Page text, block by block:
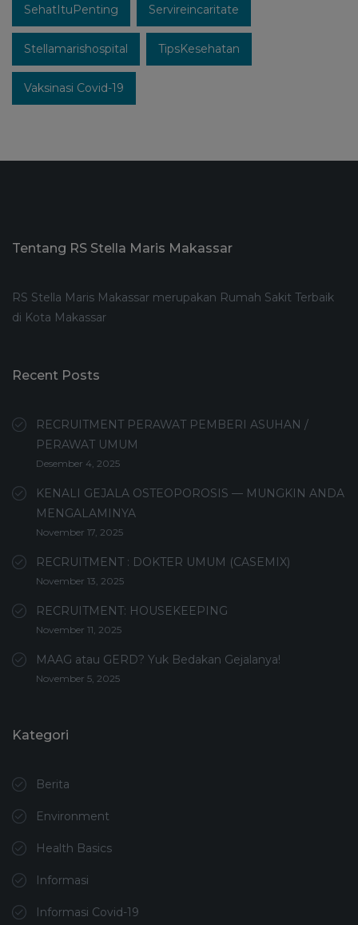
SehatItuPenting Servireincaritate
Stellamarishospital TipsKesehatan
Vaksinasi Covid-19
Tentang RS Stella Maris Makassar
RS Stella Maris Makassar merupakan Rumah Sakit Terbaik
di Kota Makassar
Recent Posts
RECRUITMENT PERAWAT PEMBERI ASUHAN /
PERAWAT UMUM
Desember 4, 2025
KENALI GEJALA OSTEOPOROSIS — MUNGKIN ANDA
MENGALAMINYA
November 17, 2025
RECRUITMENT : DOKTER UMUM (CASEMIX)
November 13, 2025
RECRUITMENT: HOUSEKEEPING
November 11, 2025
MAAG atau GERD? Yuk Bedakan Gejalanya!
November 5, 2025
Kategori
Berita
Environment
Health Basics
Informasi
Informasi Covid-19